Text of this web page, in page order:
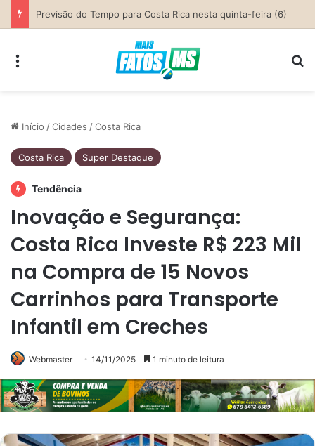
Parceria entre Costa Rica e Alcinópolis entrega ponte de concreto e fortalece infraestrutura na região das lavouras do Engano
Início /Cidades /Costa Rica
Costa Rica Super Destaque
Tendência
Inovação e Segurança:
Costa Rica Investe R$ 223 Mil
na Compra de 15 Novos
Carrinhos para Transporte
Infantil em Creches
Webmaster 14/11/2025 1 minuto de leitura